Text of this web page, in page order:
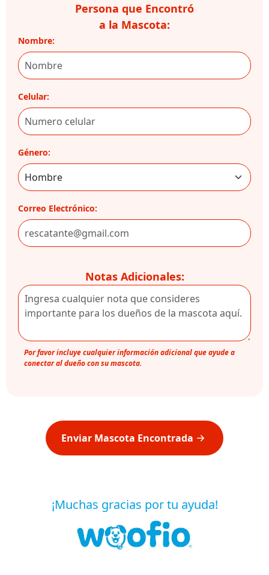
Persona que Encontró
a la Mascota:
Nombre:
Celular:
Género:
Correo Electrónico:
Notas Adicionales:
Por favor incluye cualquier información adicional que ayude a
conectar al dueño con su mascota.
Enviar Mascota Encontrada
¡Muchas gracias por tu ayuda!